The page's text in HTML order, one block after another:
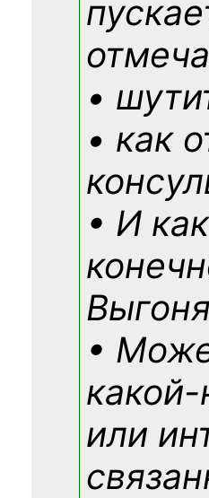
•
• как
• И
•
или